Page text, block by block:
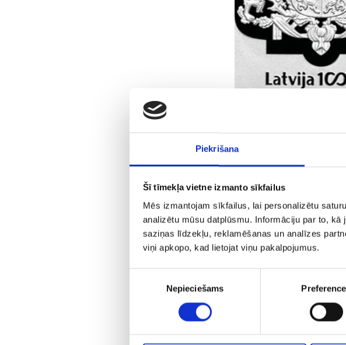
Piekrišana
Šī tīmekļa vietne izmanto sīkfailus
Mēs izmantojam sīkfailus, lai personalizētu
analizētu mūsu datplūsmu. Informāciju par to,
saziņas līdzekļu, reklamēšanas un analīzes
viņi apkopo, kad lietojat viņu pakalpojumus.
Nepieciešams
Latvijas Banka klajā
"Ģerboņu monētu"
Latvijas Bankas
valsts ģerboņa un
Monētas cena
un "E-Kredīts" filiālēs!